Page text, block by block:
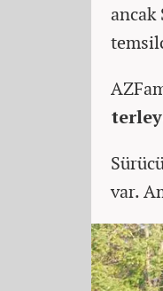
ancak
var.